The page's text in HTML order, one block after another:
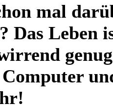
mal
Das Leben